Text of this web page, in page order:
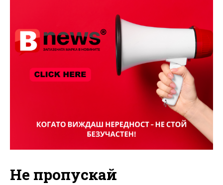
Не пропускай